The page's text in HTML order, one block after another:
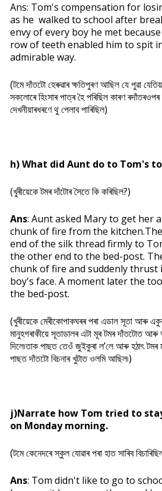
Ans: Tom's compensation for
as he walked to school after
envy of every boy he met
row of teeth enabled him to spit
admirable way.
(টমে দাঁতটো হেৰুৱাৰ ক্ষতিপুৰণ আছিল যে পুৱা
সকলোৰে হিংসাৰ পাত্ৰ হৈ পৰিছিল কাৰণ
দেখনীয়াৰধৰণে থু পেলাব পাৰিছিল)
h) What did Aunt do to Tom's
(খুৰীয়েকে টমৰ দাঁটোৰ সৈতে কি কৰিছিল?)
Ans: Aunt asked Mary to get her
chunk of fire from the
end of the silk thread firmly to
the other end to the bed-post.
chunk of fire and suddenly
boy's face. A moment later the
the bed-post.
(খুৰীয়েকে মেৰীকোপাকঘৰৰ পৰা এডাল সূতা আৰু
মানুহগৰাকীয়ে সূতাডালৰ এটা মূৰ টমৰ দাঁতটোত আৰু
দিলে৷তাক পাছত তেওঁ জুইকুৰা ল’লে আৰু হঠাৎ টমৰ
পাছত দাঁতটো বিচনাৰ খুটাত ওলমি আছিল৷)
j)Narrate how Tom tried to
on Monday morning.
(টমে কেনেদৰে স্কুল যোৱাৰ পৰা হাত সাৰিব
Ans: Tom didn't like to go to